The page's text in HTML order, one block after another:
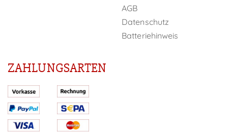
AGB
Datenschutz
Batteriehinweis
ZAHLUNGSARTEN